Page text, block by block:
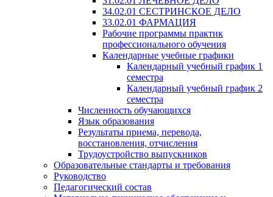
34.02.01 СЕСТРИНСКОЕ ДЕЛО
33.02.01 ФАРМАЦИЯ
Рабочие программы практик
профессионального обучения
Календарные учебные графики
Календарный учебный график 1
семестра
Календарный учебный график 2
семестра
Численность обучающихся
Язык образования
Результаты приема, перевода,
восстановления, отчисления
Трудоустройство выпускников
Образовательные стандарты и требования
Руководство
Педагогический состав